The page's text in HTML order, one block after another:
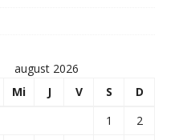
august 2026
Mi J V S
D
1
2